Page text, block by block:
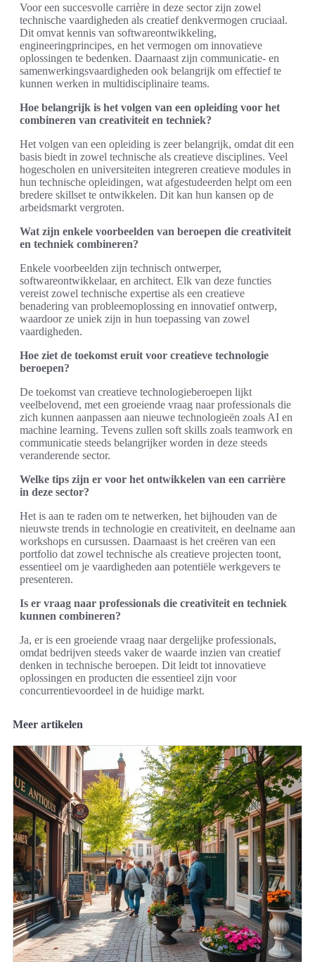
Voor een succesvolle carrière in deze sector zijn zowel
technische vaardigheden als creatief denkvermogen cruciaal.
Dit omvat kennis van softwareontwikkeling,
engineeringprincipes, en het vermogen om innovatieve
oplossingen te bedenken. Daarnaast zijn communicatie- en
samenwerkingsvaardigheden ook belangrijk om effectief te
kunnen werken in multidisciplinaire teams.
Hoe belangrijk is het volgen van een opleiding voor het
combineren van creativiteit en techniek?
Het volgen van een opleiding is zeer belangrijk, omdat dit een
basis biedt in zowel technische als creatieve disciplines. Veel
hogescholen en universiteiten integreren creatieve modules in
hun technische opleidingen, wat afgestudeerden helpt om een
bredere skillset te ontwikkelen. Dit kan hun kansen op de
arbeidsmarkt vergroten.
Wat zijn enkele voorbeelden van beroepen die creativiteit
en techniek combineren?
Enkele voorbeelden zijn technisch ontwerper,
softwareontwikkelaar, en architect. Elk van deze functies
vereist zowel technische expertise als een creatieve
benadering van probleemoplossing en innovatief ontwerp,
waardoor ze uniek zijn in hun toepassing van zowel
vaardigheden.
Hoe ziet de toekomst eruit voor creatieve technologie
beroepen?
De toekomst van creatieve technologieberoepen lijkt
veelbelovend, met een groeiende vraag naar professionals die
zich kunnen aanpassen aan nieuwe technologieën zoals AI en
machine learning. Tevens zullen soft skills zoals teamwork en
communicatie steeds belangrijker worden in deze steeds
veranderende sector.
Welke tips zijn er voor het ontwikkelen van een carrière
in deze sector?
Het is aan te raden om te netwerken, het bijhouden van de
nieuwste trends in technologie en creativiteit, en deelname aan
workshops en cursussen. Daarnaast is het creëren van een
portfolio dat zowel technische als creatieve projecten toont,
essentieel om je vaardigheden aan potentiële werkgevers te
presenteren.
Is er vraag naar professionals die creativiteit en techniek
kunnen combineren?
Ja, er is een groeiende vraag naar dergelijke professionals,
omdat bedrijven steeds vaker de waarde inzien van creatief
denken in technische beroepen. Dit leidt tot innovatieve
oplossingen en producten die essentieel zijn voor
concurrentievoordeel in de huidige markt.
Meer artikelen